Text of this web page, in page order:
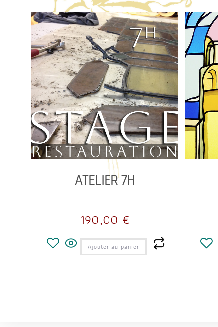
ATELIER 7H
190,00 €
Ajouter au panier